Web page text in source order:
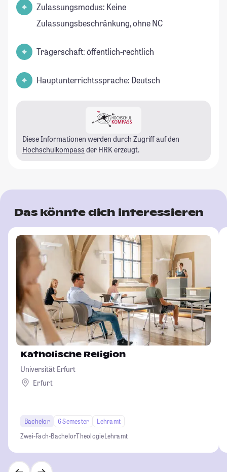
Zulassungsmodus: Keine
Zulassungsbeschränkung, ohne NC
Trägerschaft: öffentlich-rechtlich
Hauptunterrichtssprache: Deutsch
Diese Informationen werden durch Zugriff auf den
Hochschulkompass der HRK erzeugt.
Das könnte dich interessieren
Katholische Religion
Universität Erfurt
Erfurt
Bachelor 6 Semester
Lehramt
Zwei-Fach-BachelorTheologieLehramt